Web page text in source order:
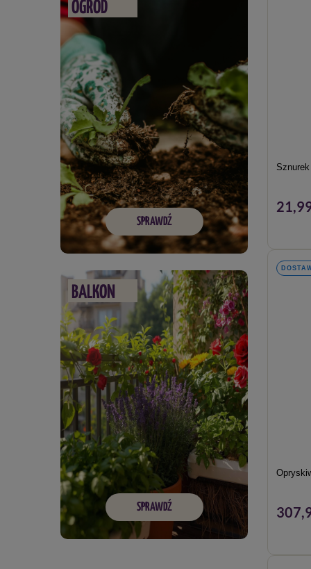
OGRÓD
SPRAWDŹ
BALKON
SPRAWDŹ